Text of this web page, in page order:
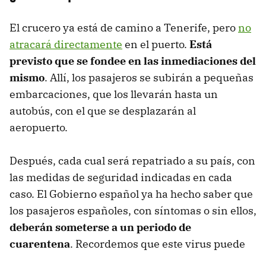
El crucero ya está de camino a Tenerife, perono
atracará directamente en el puerto. Está
previsto que se fondee en las inmediaciones del
mismo. Allí, los pasajeros se subirán a pequeñas
embarcaciones, que los llevarán hasta un
autobús, con el que se desplazarán al
aeropuerto.
Después, cada cual será repatriado a su país, con
las medidas de seguridad indicadas en cada
caso. El Gobierno español ya ha hecho saber que
los pasajeros españoles, con síntomas o sin ellos,
deberán someterse a un periodo de
cuarentena. Recordemos que este virus puede